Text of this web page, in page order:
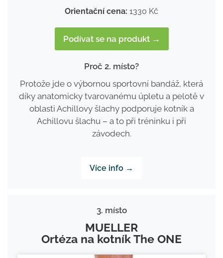
Orientační cena: 1330 Kč
Podívat se na produkt →
Proč 2. místo?
Protože jde o výbornou sportovní bandáž, která
díky anatomicky tvarovanému úpletu a pelotě v
oblasti Achillovy šlachy podporuje kotník a
Achillovu šlachu – a to při tréninku i při
závodech.
Více info →
3. místo
MUELLER
Ortéza na kotník The ONE